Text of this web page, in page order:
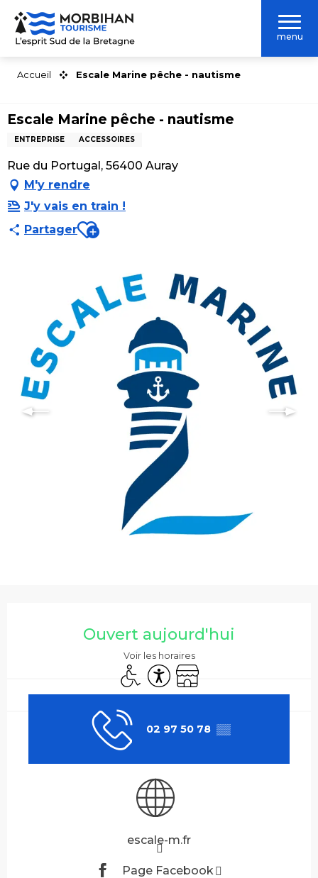
Aller
contenu
menu
Accueil Escale Marine pêche - nautisme
Escale Marine pêche - nautisme
ENTREPRISE ACCESSOIRES
Rue du Portugal, 56400 Auray
M'y rendre
J'y vais en train !
PartagerAjouter aux favoris
Ouvert aujourd'hui
Voir les horaires
Accès handicapés
Accessibilité
Boutique
02 97 50 78 ▒▒
escale-m.fr
Page Facebook